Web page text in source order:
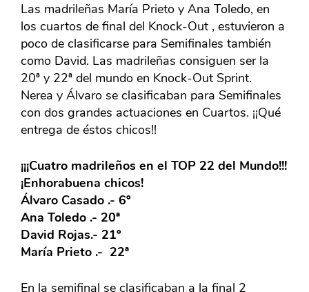
Las madrileñas María Prieto y Ana Toledo, en
los cuartos de final del Knock-Out , estuvieron a
poco de clasificarse para Semifinales también
como David. Las madrileñas consiguen ser la
20ª y 22ª del mundo en Knock-Out Sprint.
Nerea y Álvaro se clasificaban para Semifinales
con dos grandes actuaciones en Cuartos. ¡¡Qué
entrega de éstos chicos!!
¡¡¡Cuatro madrileños en el TOP 22 del Mundo!!!
¡Enhorabuena chicos!
Álvaro Casado .- 6º
Ana Toledo .- 20ª
David Rojas.- 21º
María Prieto .- 22ª
En la semifinal se clasificaban a la final 2